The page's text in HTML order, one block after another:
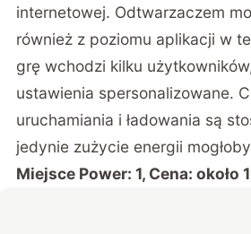
internetowej. Odtwarzaczem
również z poziomu aplikacji w
grę wchodzi kilku
ustawienia spersonalizowane.
uruchamiania i ładowania są
jedynie zużycie energii
Miejsce Power: 1, Cena: około